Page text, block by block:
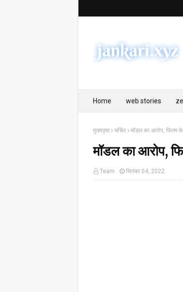
Home web stories
मुख्यपृष्ठ चर्चित मॉडल का आरोप, फिल्म
मॉडल का आरोप,
Team सितंबर 04, 2022